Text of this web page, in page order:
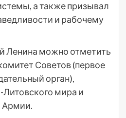
а также призывал
и рабочему
Ленина можно отметить
Советов (первое
орган),
мира и
Армии.